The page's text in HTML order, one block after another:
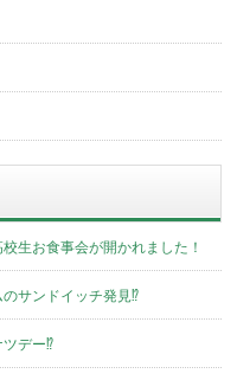
生お食事会が開かれました！
サンドイッチ発見⁉︎
デー⁉︎